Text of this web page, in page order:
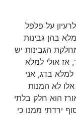
על פלפל
בהן גבינות
הגבינות יש
אולי למלא
בדג, אני
לא המנות
הוא חלק בלתי
ממנו כי